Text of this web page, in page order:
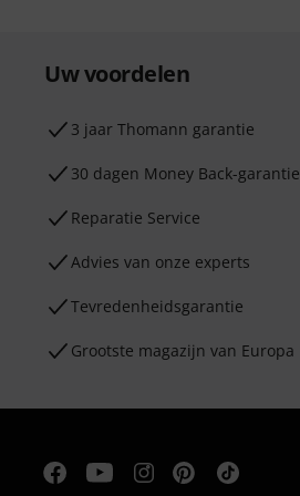
Uw voordelen
3 jaar Thomann garantie
30 dagen Money Back-garantie
Reparatie Service
Advies van onze experts
Tevredenheidsgarantie
Grootste magazijn van Europa